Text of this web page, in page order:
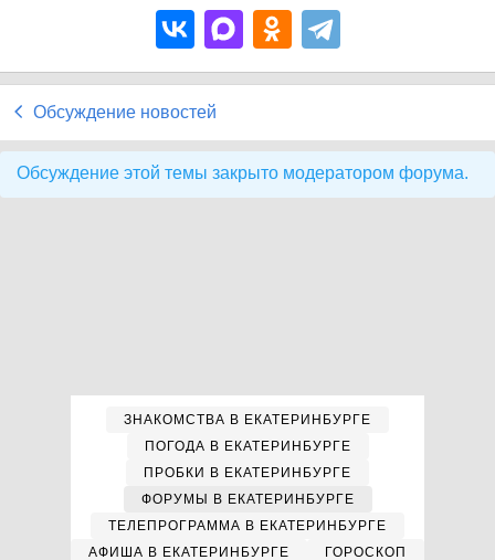
Обсуждение новостей
Обсуждение этой темы закрыто модератором форума.
ЗНАКОМСТВА В ЕКАТЕРИНБУРГЕ
ПОГОДА В ЕКАТЕРИНБУРГЕ
ПРОБКИ В ЕКАТЕРИНБУРГЕ
ФОРУМЫ В ЕКАТЕРИНБУРГЕ
ТЕЛЕПРОГРАММА В ЕКАТЕРИНБУРГЕ
АФИША В ЕКАТЕРИНБУРГЕ
ГОРОСКОП